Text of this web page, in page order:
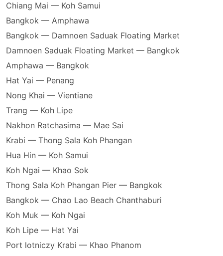
Chiang Mai — Koh Samui
Bangkok — Amphawa
Bangkok — Damnoen Saduak Floating Market
Damnoen Saduak Floating Market — Bangkok
Amphawa — Bangkok
Hat Yai — Penang
Nong Khai — Vientiane
Trang — Koh Lipe
Nakhon Ratchasima — Mae Sai
Krabi — Thong Sala Koh Phangan
Hua Hin — Koh Samui
Koh Ngai — Khao Sok
Thong Sala Koh Phangan Pier — Bangkok
Bangkok — Chao Lao Beach Chanthaburi
Koh Muk — Koh Ngai
Koh Lipe — Hat Yai
Port lotniczy Krabi — Khao Phanom